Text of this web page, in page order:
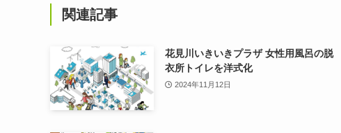
関連記事
花見川いきいきプラザ 女性用風呂の脱
衣所トイレを洋式化
2024年11月12日